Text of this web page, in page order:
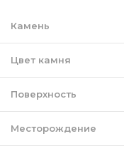
Камень
Цвет камня
Поверхность
Месторождение